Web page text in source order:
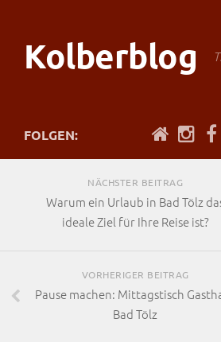
Kolberblog
FOLGEN:
NÄCHSTER BEITRAG
Warum ein Urlaub in Bad Tölz
ideale Ziel für Ihre Reise ist?
VORHERIGER BEITRAG
Pause machen: Mittagstisch
Bad Tölz